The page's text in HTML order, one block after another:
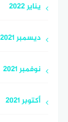
يناير 2022
ديسمبر 2021
نوفمبر 2021
أكتوبر 2021